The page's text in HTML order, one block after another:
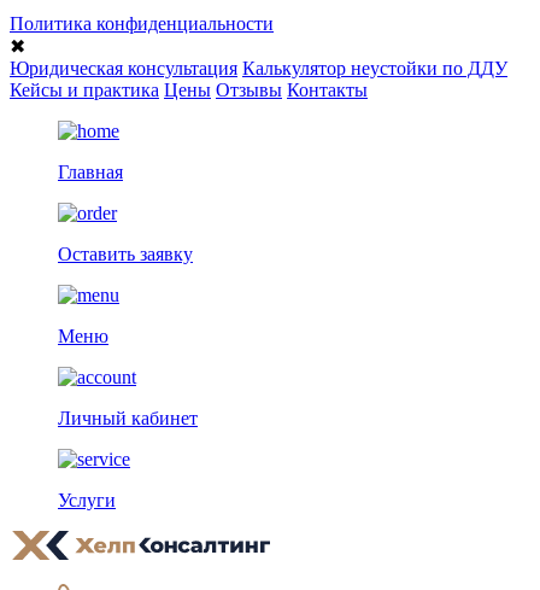
Политика конфиденциальности
✖
Юридическая консультация Калькулятор неустойки по ДДУ
Кейсы и практика Цены Отзывы Контакты
Главная
Оставить заявку
Меню
Личный кабинет
Услуги